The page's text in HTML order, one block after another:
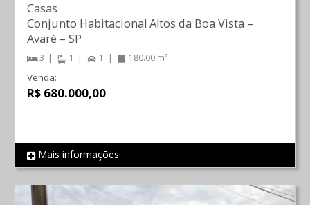
REF 1415
Casas
Conjunto Habitacional Altos da Boa Vista –
Avaré – SP
3 1 1 180.00 m²
Venda:
R$ 680.000,00
Mais informações